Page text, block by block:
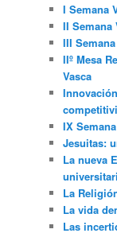
I Semana
II Semana
III
IIº Mesa
Vasca
IX
Jesuitas:
La nueva
La
La vida
Las